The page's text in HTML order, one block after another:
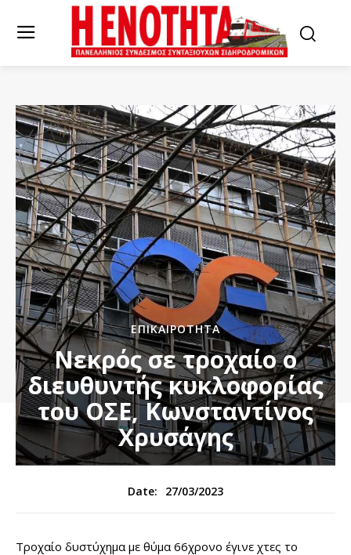
ΕΠΙΚΑΙΡΌΤΗΤΑ
Νεκρός σε τροχαίο ο
διευθυντής κυκλοφορίας
του ΟΣΕ, Κωνσταντίνος
Χρυσάγης
Date: 27/03/2023
Τροχαίο δυστύχημα με θύμα 66χρονο έγινε χτες το